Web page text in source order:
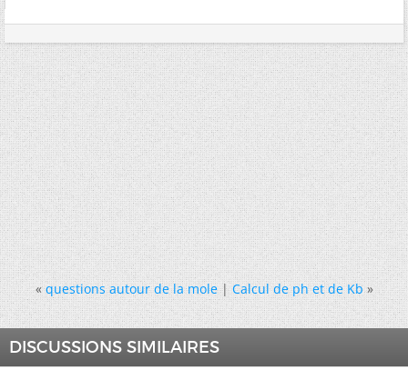
« questions autour de la mole|Calcul de ph et de Kb »
DISCUSSIONS SIMILAIRES